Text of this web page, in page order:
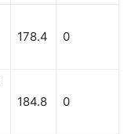
178.4 0
184.8 0